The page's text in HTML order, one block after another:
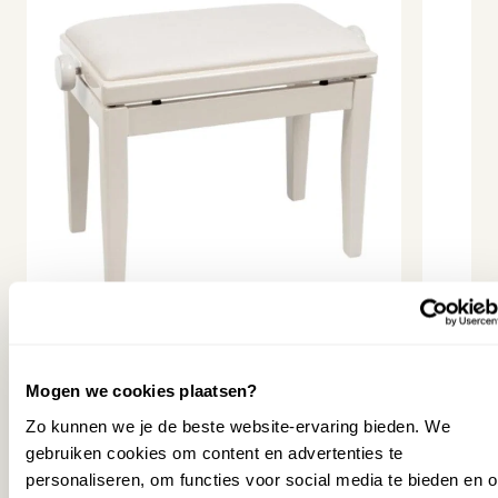
Mogen we cookies plaatsen?
Zo kunnen we je de beste website-ervaring bieden. We
gebruiken cookies om content en advertenties te
personaliseren, om functies voor social media te bieden en
15W + 2 x 15W
Opnamefunctie
Opslagmedium
Geen
Geschikt voor
Toonomschrijving
Concert Sound Engine (with
Grand (4 tones), Upright (5
E.Piano (12 tones), Organ (12
Touchscreen
Nee
USB audio
Ja
Oostendorp
PIANOKRUK (SKAI ZITTING)
149,00
119,00
(Bundelkorting€ 30)
(